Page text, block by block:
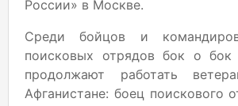
России» в Москве.
Среди бойцов и
поисковых отрядов бок о
продолжают работать
Афганистане: боец поискового